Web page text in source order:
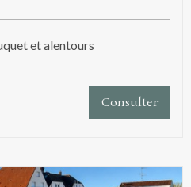
et alentours
Consulter